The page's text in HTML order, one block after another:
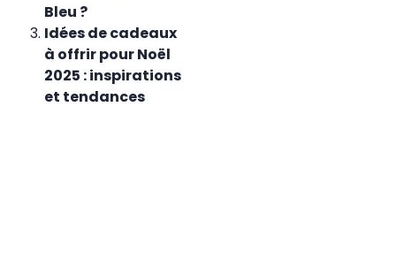
Bleu ?
Idées de cadeaux
à offrir pour Noël
2025 : inspirations
et tendances